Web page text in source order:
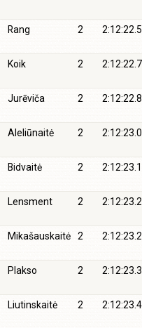
Rang 2 2:12:22.5
Koik 2 2:12:22.7
Jurēviča 2 2:12:22.8
Aleliūnaitė 2 2:12:23.0
Bidvaitė 2 2:12:23.1
Lensment 2 2:12:23.2
Mikašauskaitė 2 2:12:23.2
Plakso 2 2:12:23.3
Liutinskaitė 2 2:12:23.4